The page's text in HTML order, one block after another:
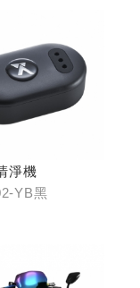
淨機
YB黑